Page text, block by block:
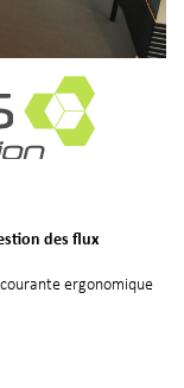
des flux
ergonomique